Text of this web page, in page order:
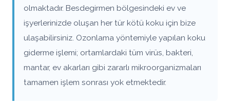
olmaktadır. Besdegirmen bölgesindeki ev ve
işyerlerinizde oluşan her tür kötü koku için bize
ulaşabilirsiniz. Ozonlama yöntemiyle yapılan koku
giderme işlemi; ortamlardaki tüm virüs, bakteri,
mantar, ev akarları gibi zararlı mikroorganizmaları
tamamen işlem sonrası yok etmektedir.